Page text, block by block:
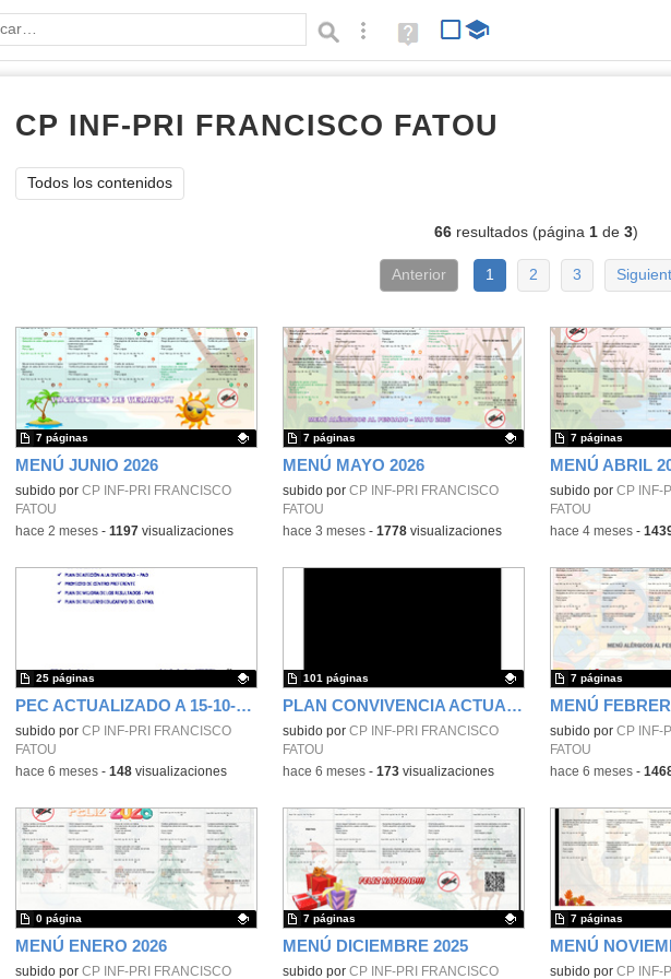
o frase: Búsqueda avanzada
Ayuda
(en
CP INF-PRI FRANCISCO FATOU
Todos los contenidos
66resultados (página 1de 3)
Anterior 1 2 3
MENÚ JUNIO 2026
Contenido educativo.
subido por CP INF-PRI FRANCISCO
FATOU
7 páginas
-hace 2 meses- 1197visualizaciones
MENÚ MAYO 2026
Contenido educativo.
subido por CP INF-PRI FRANCISCO
FATOU
7 páginas
-hace 3 meses- 1778visualizaciones
MENÚ ABRIL
Contenido
subido por CP INF-
FATOU
7 páginas
-hace 4 meses-
PEC ACTUALIZADO A 15-10-2025
Contenido educativo.
subido por CP INF-PRI FRANCISCO
FATOU
25 páginas
-hace 6 meses- 148visualizaciones
PLAN CONVIVENCIA ACTUALIZADO A 19-01-2026
Contenido educativo.
subido por CP INF-PRI FRANCISCO
FATOU
101 páginas
-hace 6 meses- 173visualizaciones
MENÚ
Contenido
subido por CP INF-
FATOU
7 páginas
-hace 6 meses-
MENÚ ENERO 2026
Contenido educativo.
subido por CP INF-PRI FRANCISCO
0 página
MENÚ DICIEMBRE 2025
Contenido educativo.
subido por CP INF-PRI FRANCISCO
7 páginas
MENÚ
Contenido
subido por CP INF-
7 páginas